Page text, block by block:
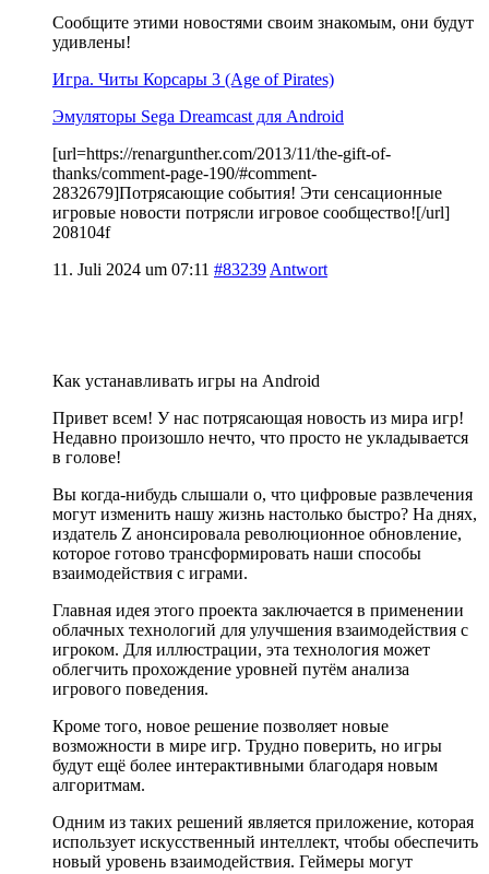
Сообщите этими новостями своим знакомым, они будут
удивлены!
Игра. Читы Корсары 3 (Age of Pirates)
Эмуляторы Sega Dreamcast для Android
[url=https://renargunther.com/2013/11/the-gift-of-
thanks/comment-page-190/#comment-
2832679]Потрясающие события! Эти сенсационные
игровые новости потрясли игровое сообщество![/url]
208104f
11. Juli 2024 um 07:11 #83239 Antwort
Как устанавливать игры на Android
Привет всем! У нас потрясающая новость из мира игр!
Недавно произошло нечто, что просто не укладывается
в голове!
Вы когда-нибудь слышали о, что цифровые развлечения
могут изменить нашу жизнь настолько быстро? На днях,
издатель Z анонсировала революционное обновление,
которое готово трансформировать наши способы
взаимодействия с играми.
Главная идея этого проекта заключается в применении
облачных технологий для улучшения взаимодействия с
игроком. Для иллюстрации, эта технология может
облегчить прохождение уровней путём анализа
игрового поведения.
Кроме того, новое решение позволяет новые
возможности в мире игр. Трудно поверить, но игры
будут ещё более интерактивными благодаря новым
алгоритмам.
Одним из таких решений является приложение, которая
использует искусственный интеллект, чтобы обеспечить
новый уровень взаимодействия. Геймеры могут